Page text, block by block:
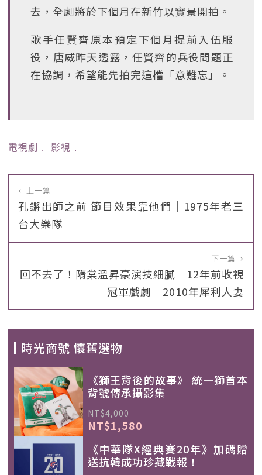
去，全劇將於下個月在新竹以實景開拍。
歌手任賢齊原本預定下個月提前入伍服
役，唐威昨天透露，任賢齊的兵役問題正
在協調，希望能先拍完這檔「意難忘」。
電視劇 ﹒ 影視 ﹒
←上一篇
孔鏘出師之前 節目效果靠他們｜1975年老三
台大樂隊
下一篇→
回不去了！隋棠溫昇豪演技細膩 12年前收視
冠軍戲劇｜2010年犀利人妻
時光商號 懷舊選物
《獅王背後的故事》 統一獅首本
背號傳承攝影集
NT$4,000
NT$1,580
《中華隊X經典賽20年》加碼贈
送抗韓成功珍藏戰報！